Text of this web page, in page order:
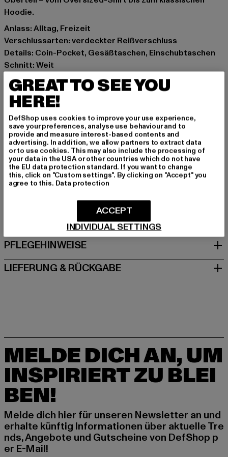
Hoodie.
Anlass: Alltag, Freizeit
Verschlussarten: verdeckter Reißverschluss
Details: Coin-Pocket, Gesäßtaschen, Einschubtaschen
Schnitt: Weit
Marke: Urban Classics
Kat.: Shorts
Farbe: olive
Hersteller Farbe: paleolive
Materialzusammensetzung: 100% Baumwolle
Art.Nr: TB6639-18328
Hersteller: TB International GmbH |info@tbint.de
Dr.-Robert-Murjahn-Straße 7 | 64372 Ober-Ramstadt |
DE
GRÖSSE & PASSFORM
PFLEGEHINWEISE
LIEFERUNG & RÜCKGABE
MELDE DICH AN, UM
INSPIRIERT ZU BLEI
BEN!
Melde dich hier für unseren Newsletter an und
erhalte künftig Informationen über aktuelle Tre
nds, Angebote und Gutscheine von DefShop p
er E-Mail!
GREAT TO SEE YOU
HERE!
DefShop uses cookies to improve your use experience,
save your preferences, analyse use behaviour and to
provide and measure interest-based contents and
advertising. In addition, we allow partners to extract data
or to use cookies. This may also include the processing of
your data in the USA or other countries which do not have
the EU data protection standard. If you want to change
this, click on "Custom settings". By clicking on "Accept" you
agree to this. Data protection
INDIVIDUAL SETTINGS
ACCEPT